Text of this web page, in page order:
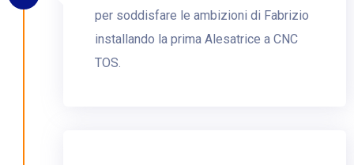
per soddisfare le ambizioni di Fabrizio
installando la prima Alesatrice a CNC
TOS.